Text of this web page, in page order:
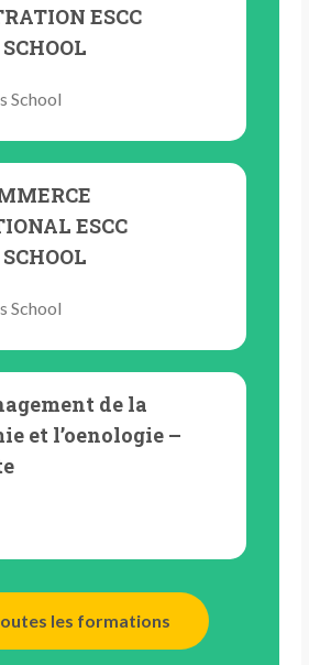
ESCC
School
ESCC
School
de la
et l’oenologie –
les formations